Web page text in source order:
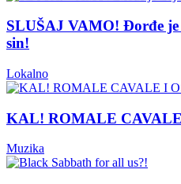
SLUŠAJ VAMO! Đorđe
sin!
Lokalno
KAL! ROMALE
Muzika